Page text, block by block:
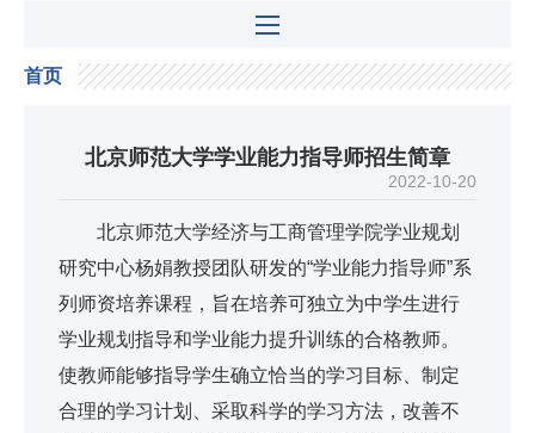
首页
北京师范大学学业能力指导师招生简章
2022-10-20
北京师范大学经济与工商管理学院学业规划
研究中心杨娟教授团队研发的“学业能力指导师”系
列师资培养课程，旨在培养可独立为中学生进行
学业规划指导和学业能力提升训练的合格教师。
使教师能够指导学生确立恰当的学习目标、制定
合理的学习计划、采取科学的学习方法，改善不